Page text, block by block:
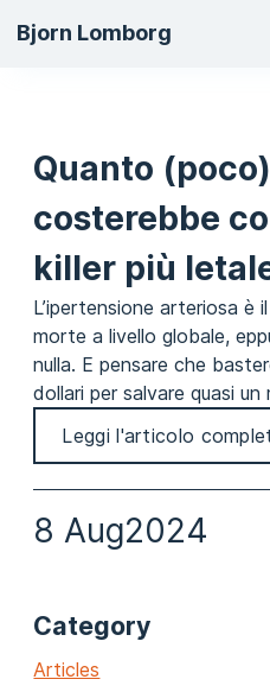
Bjorn Lomborg
Quanto
costerebbe
killer più
L’ipertensione arteriosa è
morte a livello globale,
nulla. E pensare che
dollari per salvare quasi
Leggi l'articolo
8 Aug2024
Category
Articles